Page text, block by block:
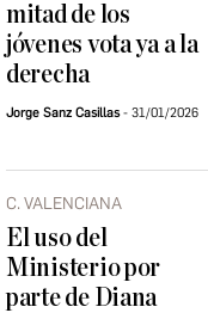
mitad de los
jóvenes vota ya a la
derecha
Jorge Sanz Casillas 31/01/2026
C. VALENCIANA
El uso del
Ministerio por
parte de Diana